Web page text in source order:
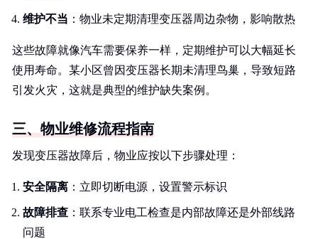
维护不当 ：物业未定期清理变压器周边杂物，影响散热
这些故障就像汽车需要保养一样，定期维护可以大幅延长
使用寿命。某小区曾因变压器长期未清理鸟巢，导致短路
引发火灾，这就是典型的维护缺失案例。
三、物业维修流程指南
发现变压器故障后，物业应按以下步骤处理：
安全隔离 ：立即切断电源，设置警示标识
故障排查 ：联系专业电工检查是内部故障还是外部线路
问题